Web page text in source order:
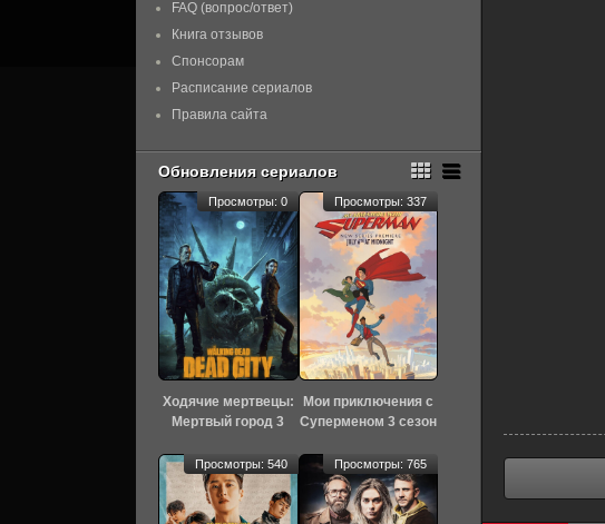
FAQ (вопрос/ответ)
Книга отзывов
Спонсорам
Расписание сериалов
Правила сайта
Обновления сериалов
Ходячие мертвецы:
Мертвый город 3
[Смотреть Онлайн]
Просмотры: 0
Мои приключения с
Суперменом 3 сезон
Онлайн]
Просмотры: 337
Просмотры: 540 Просмотры: 765